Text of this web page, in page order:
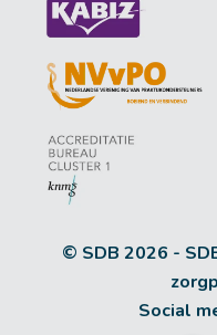
© SDB 2026 -
Social